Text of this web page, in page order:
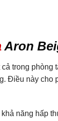
Aron
trong
Điều này cho
năng hấp